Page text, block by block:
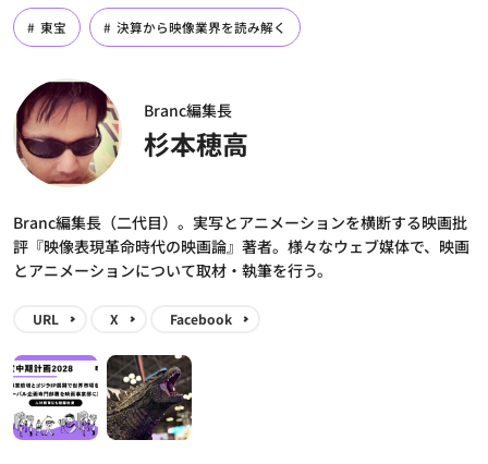
東宝 決算から映像業界を読み解く
Branc編集長
杉本穂高
Branc編集長（二代目）。実写とアニメーションを横断する映画批
評『映像表現革命時代の映画論』著者。様々なウェブ媒体で、映画
とアニメーションについて取材・執筆を行う。
URL X Facebook